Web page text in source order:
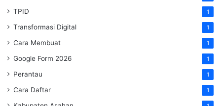
TPID 1
Transformasi Digital 1
Cara Membuat 1
Google Form 2026 1
Perantau 1
Cara Daftar 1